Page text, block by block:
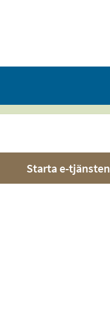
Starta e-tjänsten